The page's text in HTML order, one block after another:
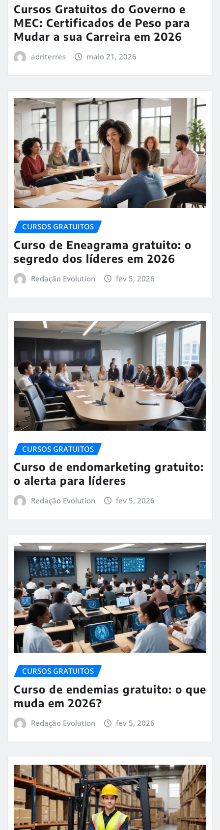
Cursos Gratuitos do Governo e
MEC: Certificados de Peso para
Mudar a sua Carreira em 2026
adriterres maio 21, 2026
CURSOS GRATUITOS
Curso de Eneagrama gratuito: o
segredo dos líderes em 2026
Redação Evolution fev 5, 2026
CURSOS GRATUITOS
Curso de endomarketing gratuito:
o alerta para líderes
Redação Evolution fev 5, 2026
CURSOS GRATUITOS
Curso de endemias gratuito: o que
muda em 2026?
Redação Evolution fev 5, 2026